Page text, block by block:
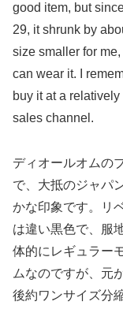
good item, but
29, it shrunk by
size smaller for me,
can wear it. I
buy it at a
sales channel.
ディオールオムの
で、大抵のジャパ
かな印象です。リ
は違い黒色で、服
体的にレギュラー
ムなのですが、元
後約ワンサイズ分